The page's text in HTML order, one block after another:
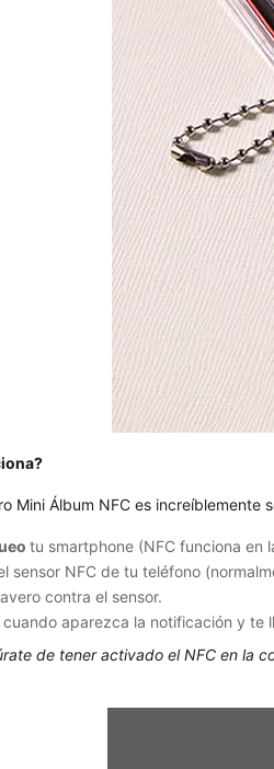
Mini Álbum NFC es increíblemente
tu smartphone (NFC funciona en
sensor NFC de tu teléfono
contra el sensor.
cuando aparezca la notificación y te
de tener activado el NFC en la